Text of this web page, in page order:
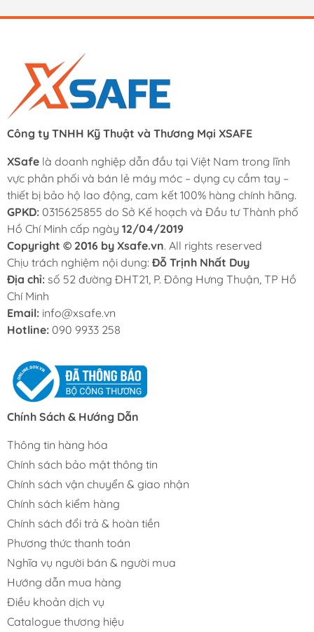
Công ty TNHH Kỹ Thuật và Thương Mại XSAFE
XSafe là doanh nghiệp dẫn đầu tại Việt Nam trong lĩnh
vực phân phối và bán lẻ máy móc – dụng cụ cầm tay –
thiết bị bảo hộ lao động, cam kết 100% hàng chính hãng.
GPKD: 0315625855 do Sở Kế hoạch và Đầu tư Thành phố
Hồ Chí Minh cấp ngày 12/04/2019
Copyright © 2016 by Xsafe.vn. All rights reserved
Chịu trách nghiệm nội dung: Đỗ Trịnh Nhất Duy
Địa chỉ: số 52 đường ĐHT21, P. Đông Hưng Thuận, TP Hồ
Chí Minh
Email: info@xsafe.vn
Hotline: 090 9933 258
Chính Sách & Hướng Dẫn
Thông tin hàng hóa
Chính sách bảo mật thông tin
Chính sách vận chuyển & giao nhận
Chính sách kiểm hàng
Chính sách đổi trả & hoàn tiền
Phương thức thanh toán
Nghĩa vụ người bán & người mua
Hướng dẫn mua hàng
Điều khoản dịch vụ
Catalogue thương hiệu